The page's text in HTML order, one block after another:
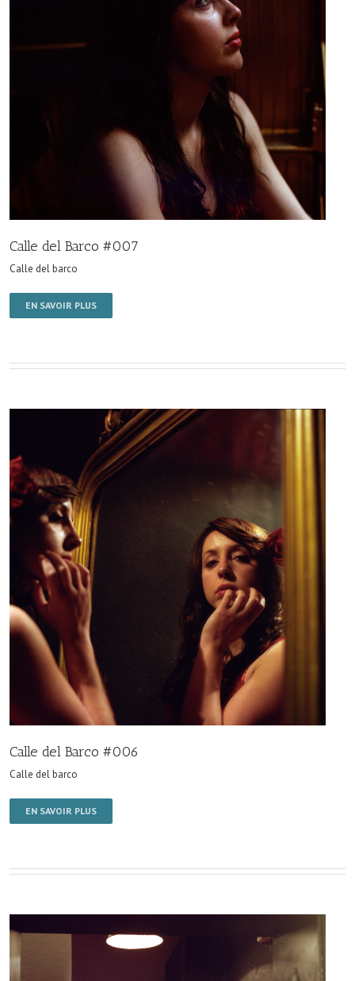
Calle del Barco #007
Calle del barco
EN SAVOIR PLUS
Calle del Barco #006
Calle del barco
EN SAVOIR PLUS